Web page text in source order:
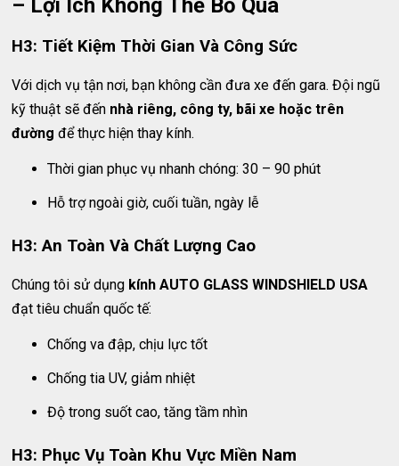
– Lợi Ích Không Thể Bỏ Qua
H3: Tiết Kiệm Thời Gian Và Công Sức
Với dịch vụ tận nơi, bạn không cần đưa xe đến gara. Đội ngũ
kỹ thuật sẽ đến nhà riêng, công ty, bãi xe hoặc trên
đường để thực hiện thay kính.
Thời gian phục vụ nhanh chóng: 30 – 90 phút
Hỗ trợ ngoài giờ, cuối tuần, ngày lễ
H3: An Toàn Và Chất Lượng Cao
Chúng tôi sử dụng kính AUTO GLASS WINDSHIELD USA
đạt tiêu chuẩn quốc tế:
Chống va đập, chịu lực tốt
Chống tia UV, giảm nhiệt
Độ trong suốt cao, tăng tầm nhìn
H3: Phục Vụ Toàn Khu Vực Miền Nam